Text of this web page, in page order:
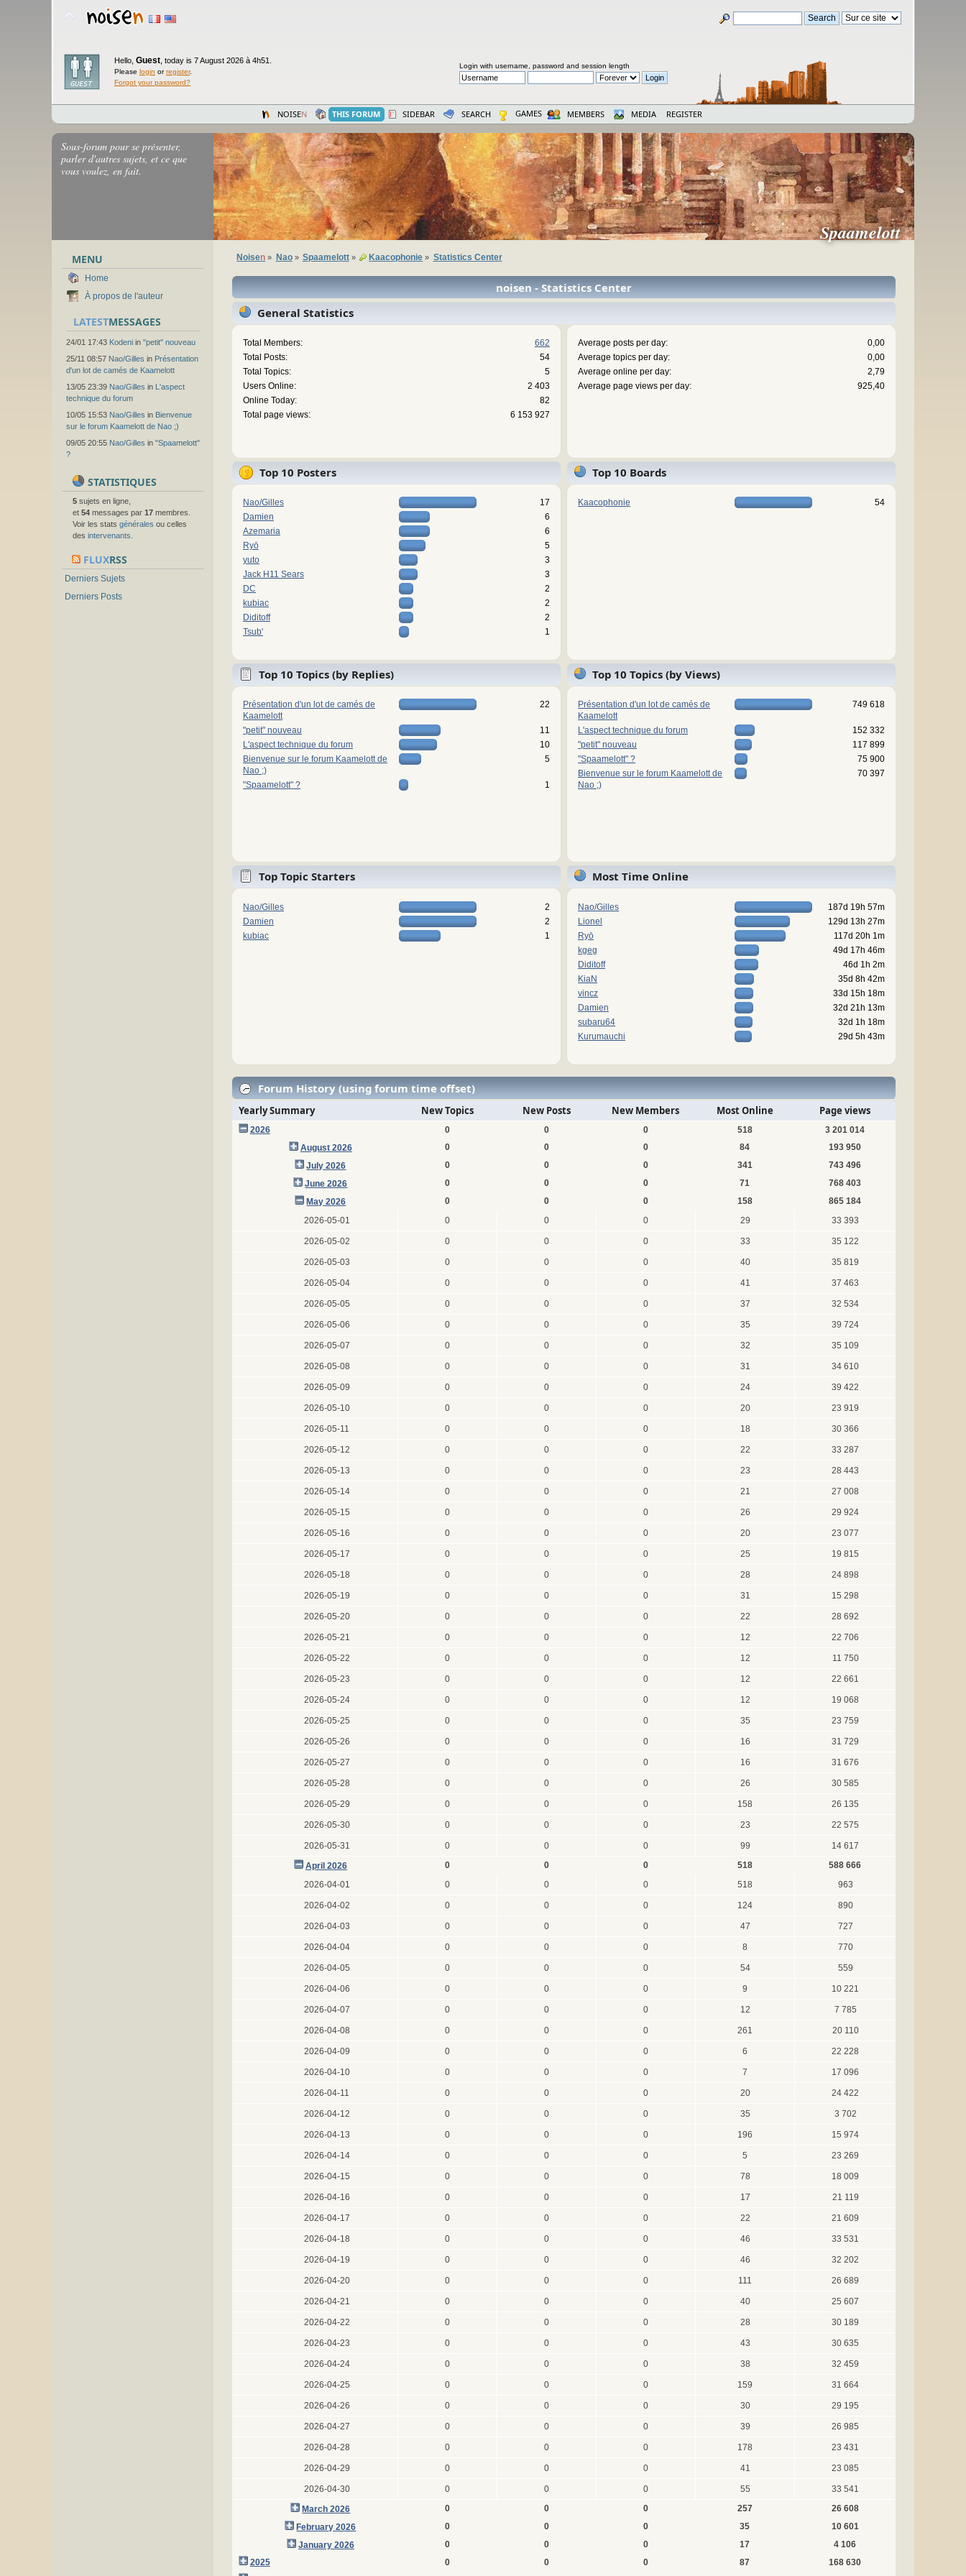
Hello, Guest today is 7 August 2026 à 4h51.
Please login orregister.
Forgot your password?
Login with username, password and session length
NOISEN THIS FORUM SIDEBAR SEARCH GAMES MEMBERS MEDIA REGISTER
Sous-forum pour se présenter,
parler d'autres sujets, et ce que
vous voulez, en fait.
MENU
Home
À propos de l'auteur
LATESTMESSAGES
24/01 17:43 Kodeni in "petit" nouveau
25/11 08:57 Nao/Gilles in Présentation
d'un lot de camés de Kaamelott
13/05 23:39 Nao/Gilles in L'aspect
technique du forum
10/05 15:53 Nao/Gilles in Bienvenue
sur le forum Kaamelott de Nao ;)
09/05 20:55 Nao/Gilles in "Spaamelott"
?
STATISTIQUES
5 sujets en ligne,
et 54 messages par 17 membres.
Voir les stats générales ou celles
des intervenants
FLUXRSS
Derniers Sujets
Derniers Posts
Spaamelott
Noisen » Nao» Spaamelott» Kaacophonie » Statistics Center
noisen - Statistics Center
General Statistics
Total Members:
662
Total Posts:
54
Total Topics:
5
Users Online:
2 403
Online Today:
82
Total page views:
6 153 927
Average posts per day:
0,00
Average topics per day:
0,00
Average online per day:
2,79
Average page views per day:
925,40
Top 10 Posters
Nao/Gilles
17
Damien
6
Azemaria
6
Ryō
5
yuto
3
Jack H11 Sears
3
DC
2
kubiac
2
Diditoff
2
Tsub'
1
Top 10 Boards
Kaacophonie 54
Top 10 Topics (by Replies)
Présentation d'un lot de camés de
Kaamelott
22
"petit" nouveau
11
L'aspect technique du forum
10
Bienvenue sur le forum Kaamelott de
Nao ;)
5
"Spaamelott" ? 1
Top 10 Topics (by Views)
Présentation d'un lot de camés de
Kaamelott
749 618
L'aspect technique du forum
152 332
"petit" nouveau
117 899
"Spaamelott" ?
75 900
Bienvenue sur le forum Kaamelott de
Nao ;)
70 397
Top Topic Starters
Nao/Gilles
2
Damien
2
kubiac
1
Most Time Online
Nao/Gilles
187d 19h 57m
Lionel
129d 13h 27m
Ryō
117d 20h 1m
kgeg
49d 17h 46m
Diditoff
46d 1h 2m
KiaN
35d 8h 42m
vincz
33d 15h 18m
Damien
32d 21h 13m
subaru64
32d 1h 18m
Kurumauchi
29d 5h 43m
Forum History (using forum time offset)
Yearly Summary New Topics New Posts New Members Most Online Page views
2026 0 0 0 518
3 201 014
August 2026
0 0 0 84
193 950
July 2026
0 0 0 341
743 496
June 2026
0 0 0 71
768 403
May 2026
0 0 0 158
865 184
2026-05-01
0 0 0 29 33 393
2026-05-02 0 0 0 33 35 122
2026-05-03 0 0 0 40 35 819
2026-05-04 0 0 0 41 37 463
2026-05-05 0 0 0 37 32 534
2026-05-06 0 0 0 35 39 724
2026-05-07 0 0 0 32 35 109
2026-05-08 0 0 0 31 34 610
2026-05-09 0 0 0 24 39 422
2026-05-10 0 0 0 20 23 919
2026-05-11 0 0 0 18 30 366
2026-05-12 0 0 0 22 33 287
2026-05-13 0 0 0 23 28 443
2026-05-14 0 0 0 21 27 008
2026-05-15 0 0 0 26 29 924
2026-05-16 0 0 0 20 23 077
2026-05-17 0 0 0 25 19 815
2026-05-18 0 0 0 28 24 898
2026-05-19 0 0 0 31 15 298
2026-05-20 0 0 0 22 28 692
2026-05-21 0 0 0 12 22 706
2026-05-22 0 0 0 12 11 750
2026-05-23 0 0 0 12 22 661
2026-05-24 0 0 0 12 19 068
2026-05-25 0 0 0 35 23 759
2026-05-26 0 0 0 16 31 729
2026-05-27 0 0 0 16 31 676
2026-05-28 0 0 0 26 30 585
2026-05-29 0 0 0 158 26 135
2026-05-30 0 0 0 23 22 575
2026-05-31 0 0 0 99
14 617
April 2026
0 0 0 518
588 666
2026-04-01
0 0 0 518 963
2026-04-02 0 0 0 124 890
2026-04-03 0 0 0 47 727
2026-04-04 0 0 0 8 770
2026-04-05 0 0 0 54 559
2026-04-06 0 0 0 9 10 221
2026-04-07 0 0 0 12 7 785
2026-04-08 0 0 0 261 20 110
2026-04-09 0 0 0 6 22 228
2026-04-10 0 0 0 7 17 096
2026-04-11 0 0 0 20 24 422
2026-04-12 0 0 0 35 3 702
2026-04-13 0 0 0 196 15 974
2026-04-14 0 0 0 5 23 269
2026-04-15 0 0 0 78 18 009
2026-04-16 0 0 0 17 21 119
2026-04-17 0 0 0 22 21 609
2026-04-18 0 0 0 46 33 531
2026-04-19 0 0 0 46 32 202
2026-04-20 0 0 0 111 26 689
2026-04-21 0 0 0 40 25 607
2026-04-22 0 0 0 28 30 189
2026-04-23 0 0 0 43 30 635
2026-04-24 0 0 0 38 32 459
2026-04-25 0 0 0 159 31 664
2026-04-26 0 0 0 30 29 195
2026-04-27 0 0 0 39 26 985
2026-04-28 0 0 0 178 23 431
2026-04-29 0 0 0 41 23 085
2026-04-30 0 0 0 55
33 541
March 2026
0 0 0 257
26 608
February 2026
0 0 0 35
10 601
January 2026
0 0 0 17
4 106
2025
0 0 0 87
168 630